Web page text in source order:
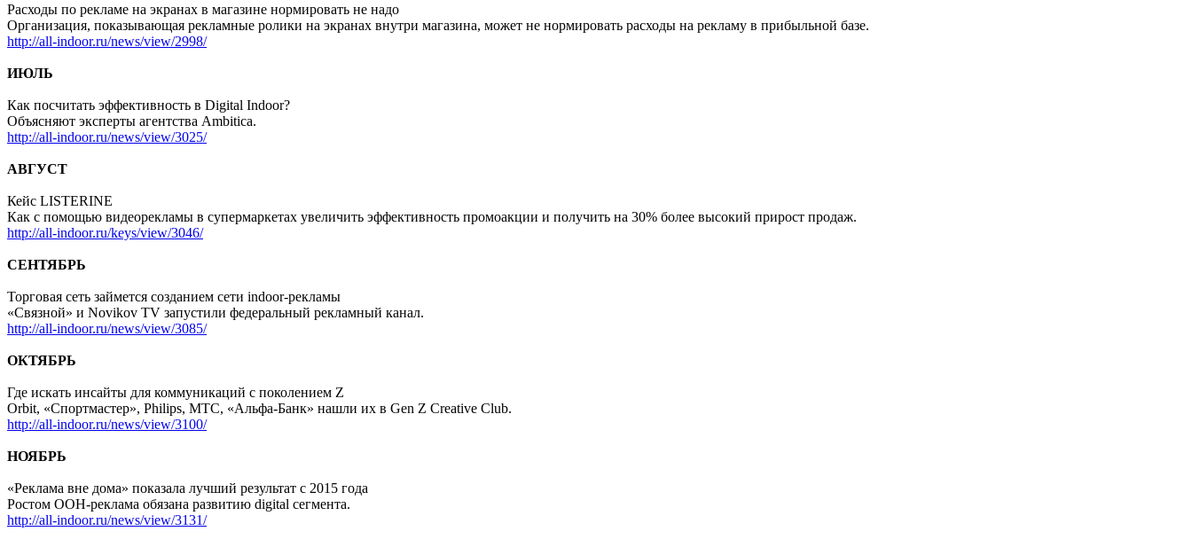
Расходы по рекламе на экранах в магазине нормировать не надо
Организация, показывающая рекламные ролики на экранах внутри магазина, может не нормировать расходы на рекламу в прибыльной базе.
http://all-indoor.ru/news/view/2998/
ИЮЛЬ
Как посчитать эффективность в Digital Indoor?
Объясняют эксперты агентства Ambitica.
http://all-indoor.ru/news/view/3025/
АВГУСТ
Кейс LISTERINE
Как с помощью видеорекламы в супермаркетах увеличить эффективность промоакции и получить на 30% более высокий прирост продаж.
http://all-indoor.ru/keys/view/3046/
СЕНТЯБРЬ
Торговая сеть займется созданием сети indoor-рекламы
«Связной» и Novikov TV запустили федеральный рекламный канал.
http://all-indoor.ru/news/view/3085/
ОКТЯБРЬ
Где искать инсайты для коммуникаций с поколением Z
Orbit, «Спортмастер», Philips, МТС, «Альфа-Банк» нашли их в Gen Z Creative Club.
http://all-indoor.ru/news/view/3100/
НОЯБРЬ
«Реклама вне дома» показала лучший результат с 2015 года
Ростом OOH-реклама обязана развитию digital сегмента.
http://all-indoor.ru/news/view/3131/